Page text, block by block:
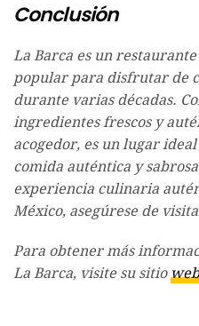
Conclusión
La Barca es un
popular para disfrutar de
durante varias décadas.
ingredientes frescos y
acogedor, es un lugar
comida auténtica y
experiencia culinaria
México, asegúrese de
Para obtener más
La Barca, visite su sitioweb